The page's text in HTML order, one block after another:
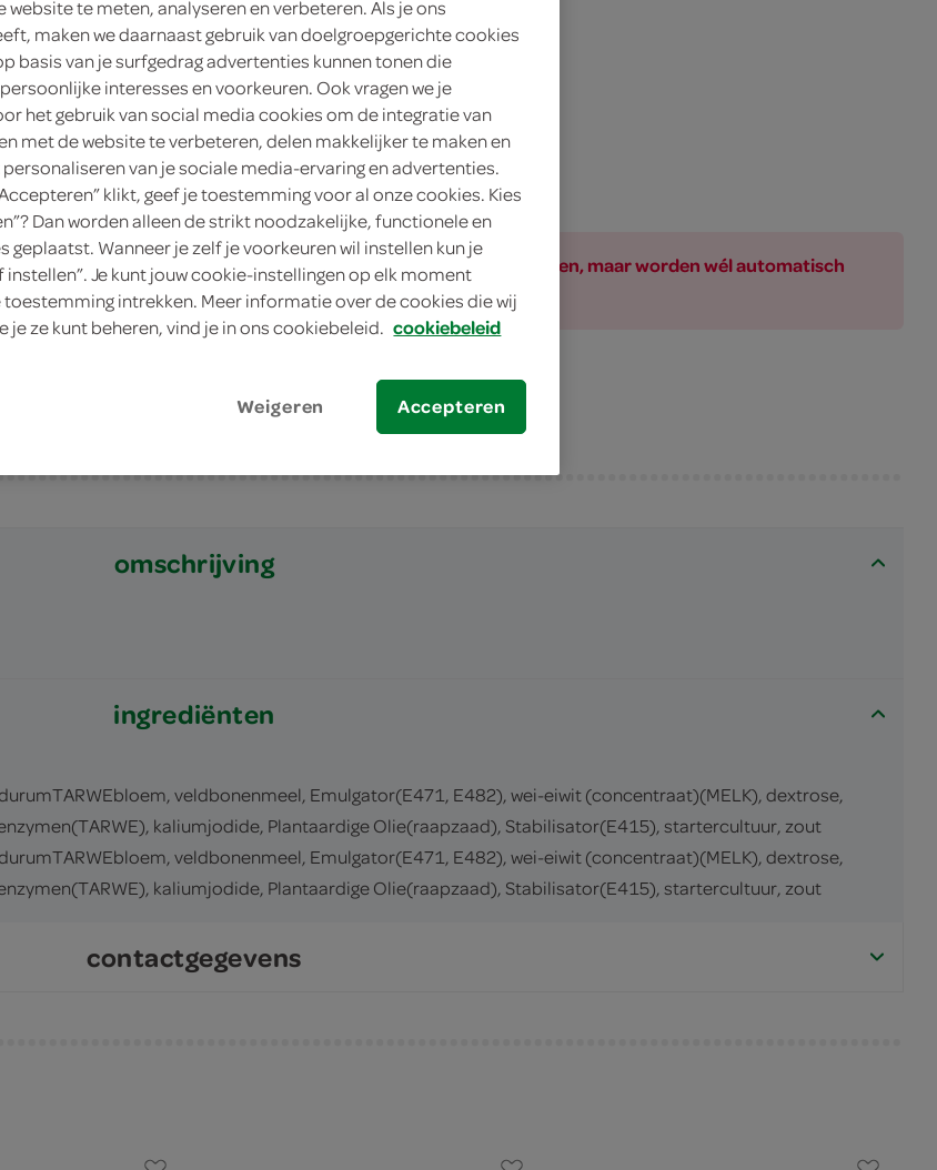
1.
19
1 Stuks
in winkelmand
Let op: aanbiedingen zijn niet zichtbaar bij de producten, maar worden wél automatisch
verwerkt in de winkelmand.
omschrijving
ingrediënten
veldbonenmeel, Emulgator(E471, E482), wei-eiwit (concentraat)(MELK), dextrose,
kaliumjodide, Plantaardige Olie(raapzaad), Stabilisator(E415), startercultuur, zout
veldbonenmeel, Emulgator(E471, E482), wei-eiwit (concentraat)(MELK), dextrose,
kaliumjodide, Plantaardige Olie(raapzaad), Stabilisator(E415), startercultuur, zout
contactgegevens
website te meten, analyseren en verbeteren. Als je ons
maken we daarnaast gebruik van doelgroepgerichte cookies
basis van je surfgedrag advertenties kunnen tonen die
interesses en voorkeuren. Ook vragen we je
het gebruik van social media cookies om de integratie van
met de website te verbeteren, delen makkelijker te maken en
van je sociale media-ervaring en advertenties.
klikt, geef je toestemming voor al onze cookies. Kies
Dan worden alleen de strikt noodzakelijke, functionele en
geplaatst. Wanneer je zelf je voorkeuren wil instellen kun je
instellen”. Je kunt jouw cookie-instellingen op elk moment
toestemming intrekken. Meer informatie over de cookies die wij
je ze kunt beheren, vind je in ons cookiebeleid. cookiebeleid
Weigeren Accepteren